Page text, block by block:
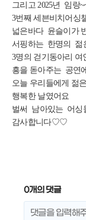
그리고 2025년 임랑
3번째 세븐비치어싱
넓은바다 윤슬이가
서핑하는 한명의 젊
3명의 걷기동아리
흥을 돋아주는 공연
오늘 우리들에게 젊
행복한 날였어요
벌써 남아있는 어싱
감사합니다♡♡
0개의 댓글